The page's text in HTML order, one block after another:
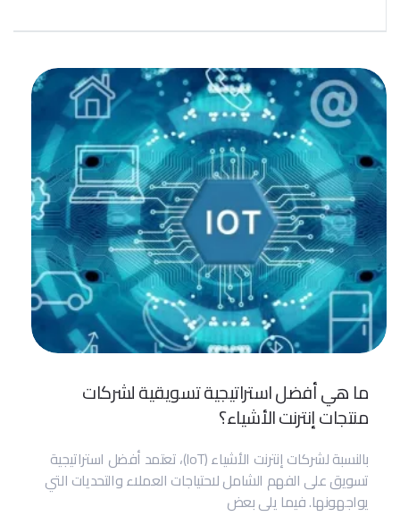
ما هي أفضل استراتيجية تسويقية لشركات
منتجات إنترنت الأشياء؟
بالنسبة لشركات إنترنت الأشياء (IoT)، تعتمد أفضل استراتيجية
تسويق على الفهم الشامل لاحتياجات العملاء والتحديات التي
يواجهونها. فيما يلي بعض